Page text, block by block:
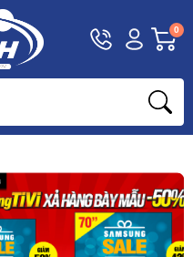
Hotline
1800
Tài
khoản
Khách
0